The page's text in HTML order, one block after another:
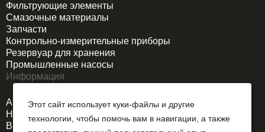
Фильтрующие элементы
Смазочные материалы
Запчасти
Контрольно-измерительные приборы
Резервуар для хранения
Промышленные насосы
Информация
Акции
Новости
Вакансии
Этот сайт использует куки-файлы и другие
технологии, чтобы помочь вам в навигации, а также